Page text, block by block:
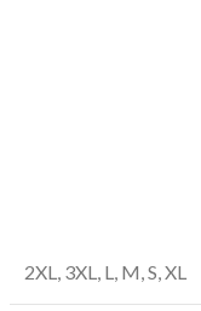
2XL, 3XL, L, M,S,XL